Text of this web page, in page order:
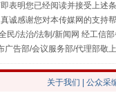
费，一次搞定
表明您已经阅读并接受上述
诚感谢您对本传媒网的支持
民/法治/法制/新闻网 经工信
告部/会议服务部/代理部敬上
关于我们 公众采